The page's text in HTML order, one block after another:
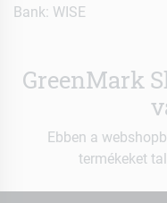
Bank: WISE
GreenMark
Ebben a
termékeket